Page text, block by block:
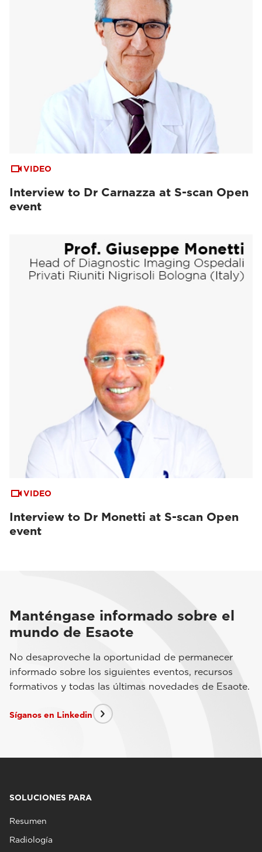
VIDEO
Interview to Dr Carnazza at S-scan Open
event
VIDEO
Interview to Dr Monetti at S-scan Open
event
Manténgase informado sobre el
mundo de Esaote
No desaproveche la oportunidad de permanecer
informado sobre los siguientes eventos, recursos
formativos y todas las últimas novedades de Esaote.
Síganos en Linkedin
SOLUCIONES PARA
Resumen
Radiología